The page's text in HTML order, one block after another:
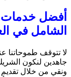
أفضل خدمات
الشامل في
لا تتوقف طموحاتنا
جاهدين لنكون
ونقي من خلال تقديم